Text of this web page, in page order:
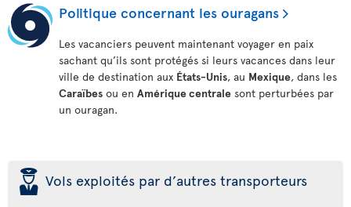
Politique concernant les ouragans
Les vacanciers peuvent maintenant voyager en paix
sachant qu’ils sont protégés si leurs vacances dans leur
ville de destination aux États-Unis, au Mexique, dans les
Caraïbes ou en Amérique centrale sont perturbées par
un ouragan.
þ Vols exploités par d’autres transporteurs